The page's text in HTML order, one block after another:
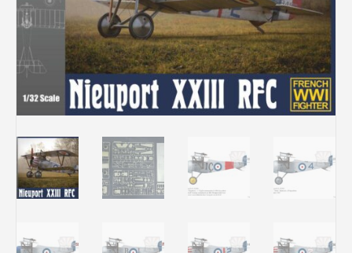
Mon panier
0,00
Connexion / Inscription
Véhicules
Bateaux
Trains
Figurines
Peintures
Accessoires
Puzzles
Maquette par marque